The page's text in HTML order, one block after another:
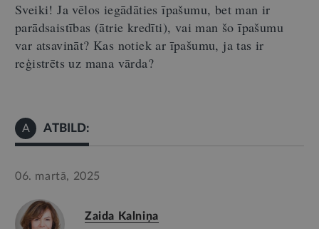
Sveiki! Ja vēlos iegādāties īpašumu, bet man ir
parādsaistības (ātrie kredīti), vai man šo īpašumu
var atsavināt? Kas notiek ar īpašumu, ja tas ir
reģistrēts uz mana vārda?
A ATBILD:
06. martā, 2025
Zaida Kalniņa